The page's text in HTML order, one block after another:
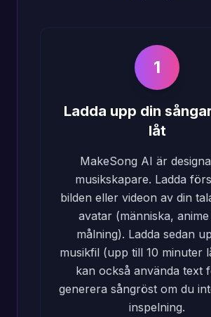
1
Ladda upp din
låt
MakeSong AI är
musikskapare. Ladda
bilden eller videon av din
avatar (människa,
målning). Ladda sedan
musikfil (upp till 10 minuter
kan också använda text
generera sångröst om du
inspelning.